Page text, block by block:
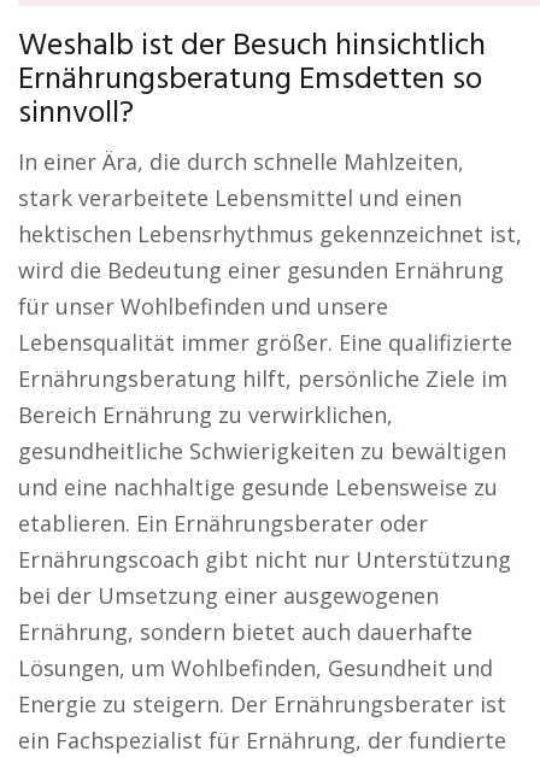
Weshalb ist der Besuch hinsichtlich
Ernährungsberatung Emsdetten so
sinnvoll?
In einer Ära, die durch schnelle Mahlzeiten,
stark verarbeitete Lebensmittel und einen
hektischen Lebensrhythmus gekennzeichnet ist,
wird die Bedeutung einer gesunden Ernährung
für unser Wohlbefinden und unsere
Lebensqualität immer größer. Eine qualifizierte
Ernährungsberatung hilft, persönliche Ziele im
Bereich Ernährung zu verwirklichen,
gesundheitliche Schwierigkeiten zu bewältigen
und eine nachhaltige gesunde Lebensweise zu
etablieren. Ein Ernährungsberater oder
Ernährungscoach gibt nicht nur Unterstützung
bei der Umsetzung einer ausgewogenen
Ernährung, sondern bietet auch dauerhafte
Lösungen, um Wohlbefinden, Gesundheit und
Energie zu steigern. Der Ernährungsberater ist
ein Fachspezialist für Ernährung, der fundierte